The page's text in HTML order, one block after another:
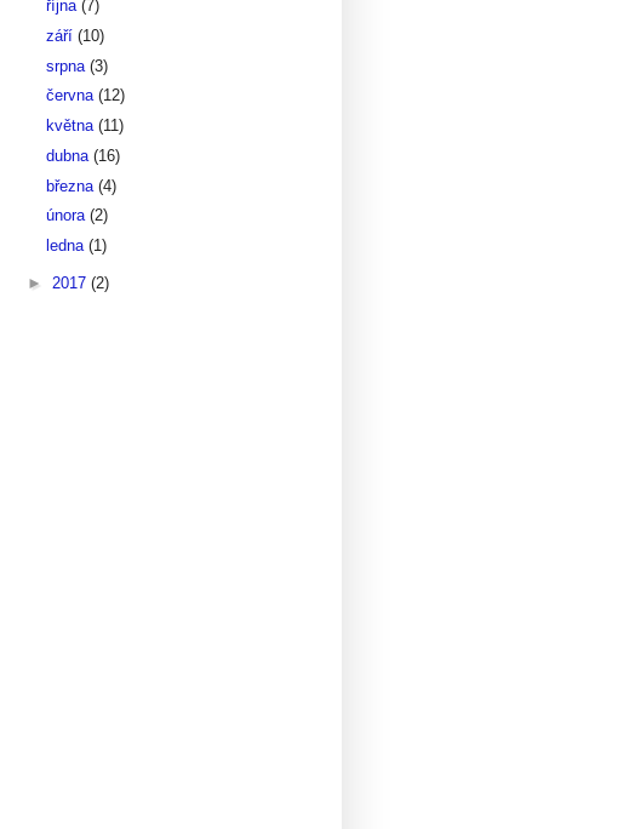
října (7)
září (10)
srpna (3)
června (12)
května (11)
dubna (16)
března (4)
února (2)
ledna (1)
► 2017 (2)